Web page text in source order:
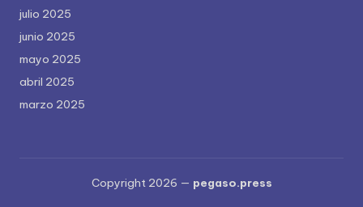
julio 2025
junio 2025
mayo 2025
abril 2025
marzo 2025
Copyright 2026 — pegaso.press